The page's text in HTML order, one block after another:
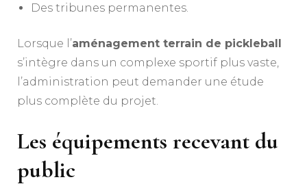
Des tribunes permanentes.
Lorsque l’aménagement terrain de pickleball
s’intègre dans un complexe sportif plus vaste,
l’administration peut demander une étude
plus complète du projet.
Les équipements recevant du
public